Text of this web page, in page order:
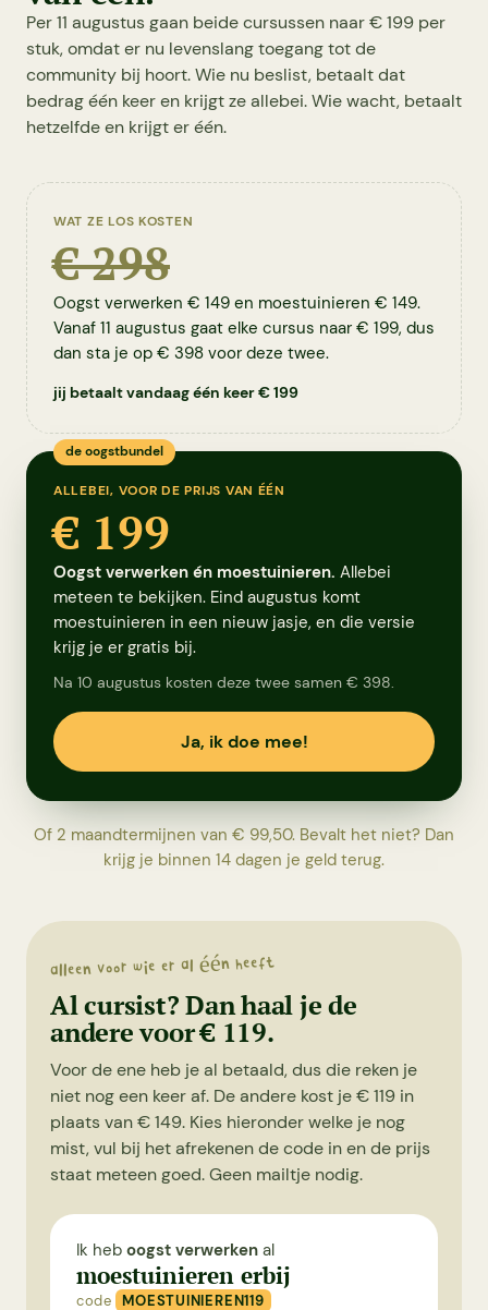
Per 11 augustus gaan beide cursussen naar € 199 per
stuk, omdat er nu levenslang toegang tot de
community bij hoort. Wie nu beslist, betaalt dat
bedrag één keer en krijgt ze allebei. Wie wacht, betaalt
hetzelfde en krijgt er één.
WAT ZE LOS KOSTEN
€ 298
Oogst verwerken € 149 en moestuinieren € 149.
Vanaf 11 augustus gaat elke cursus naar € 199, dus
dan sta je op € 398 voor deze twee.
jij betaalt vandaag één keer € 199
de oogstbundel
ALLEBEI, VOOR DE PRIJS VAN ÉÉN
€ 199
Oogst verwerken én moestuinieren. Allebei
meteen te bekijken. Eind augustus komt
moestuinieren in een nieuw jasje, en die versie
krijg je er gratis bij.
Na 10 augustus kosten deze twee samen € 398.
Ja, ik doe mee!
Of 2 maandtermijnen van € 99,50. Bevalt het niet? Dan
krijg je binnen 14 dagen je geld terug.
alleen voor wie er al één heeft
Al cursist? Dan haal je de
andere voor € 119.
Voor de ene heb je al betaald, dus die reken je
niet nog een keer af. De andere kost je € 119 in
plaats van € 149. Kies hieronder welke je nog
mist, vul bij het afrekenen de code in en de prijs
staat meteen goed. Geen mailtje nodig.
Ik heb oogst verwerken al
moestuinieren erbij
code MOESTUINIEREN119